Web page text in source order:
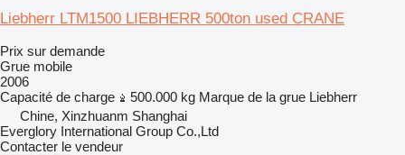
Liebherr LTM1500 LIEBHERR 500ton used CRANE
Prix sur demande
Grue mobile
2006
Capacité de charge
500.000 kg Marque de la grue Liebherr
Chine, Xinzhuanm Shanghai
Everglory International Group Co.,Ltd
Contacter le vendeur